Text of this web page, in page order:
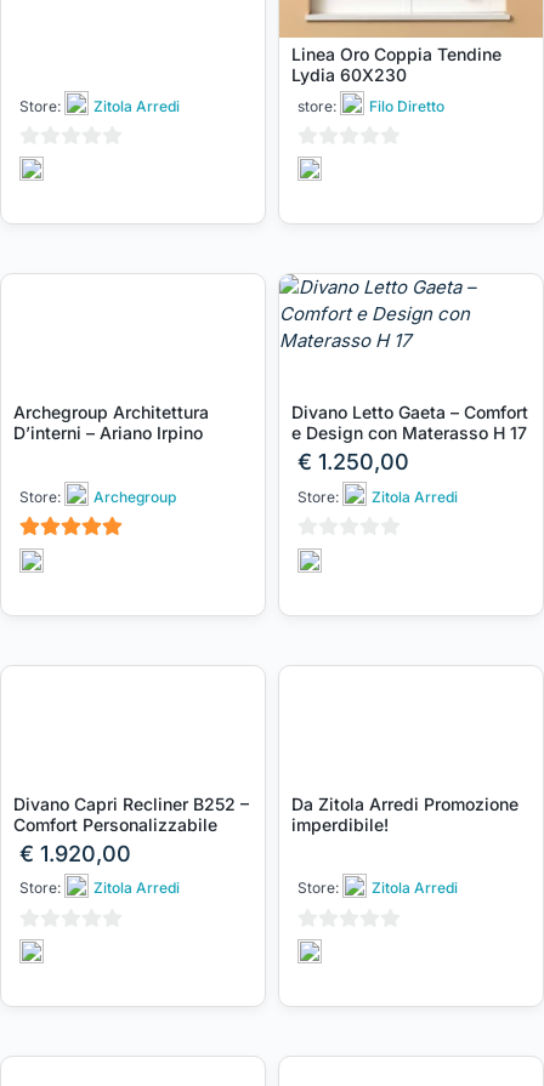
Store: Zitola Arredi
0
5
Linea Oro Coppia Tendine
Lydia 60X230
store: Filo Diretto
0
5
Archegroup Architettura
D’interni – Ariano Irpino
Store: Archegroup
5
Divano Letto Gaeta – Comfort
e Design con Materasso H 17
€ 1.250,00
Store: Zitola Arredi
0
5
Divano Capri Recliner B252 –
Comfort Personalizzabile
€ 1.920,00
Store: Zitola Arredi
0
5
Da Zitola Arredi Promozione
imperdibile!
Store: Zitola Arredi
0
5